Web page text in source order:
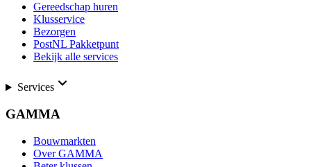
Gereedschap huren
Klusservice
Bezorgen
PostNL Pakketpunt
Bekijk alle services
Services
GAMMA
Bouwmarkten
Over GAMMA